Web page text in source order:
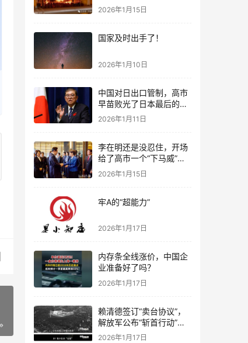
2026年1月15日
国家及时出手了！
2026年1月10日
中国对日出口管制，高市
早苗败光了日本最后的国
运
2026年1月11日
李在明还是没忍住，开场
给了高市一个“下马威”，
还特意提到中国
2026年1月15日
牢A的“超能力”
2026年1月17日
内存条全线涨价，中国企
业准备好了吗？
2026年1月17日
赖清德签订“卖台协议”，
解放军公布“斩首行动”画
面
2026年1月17日